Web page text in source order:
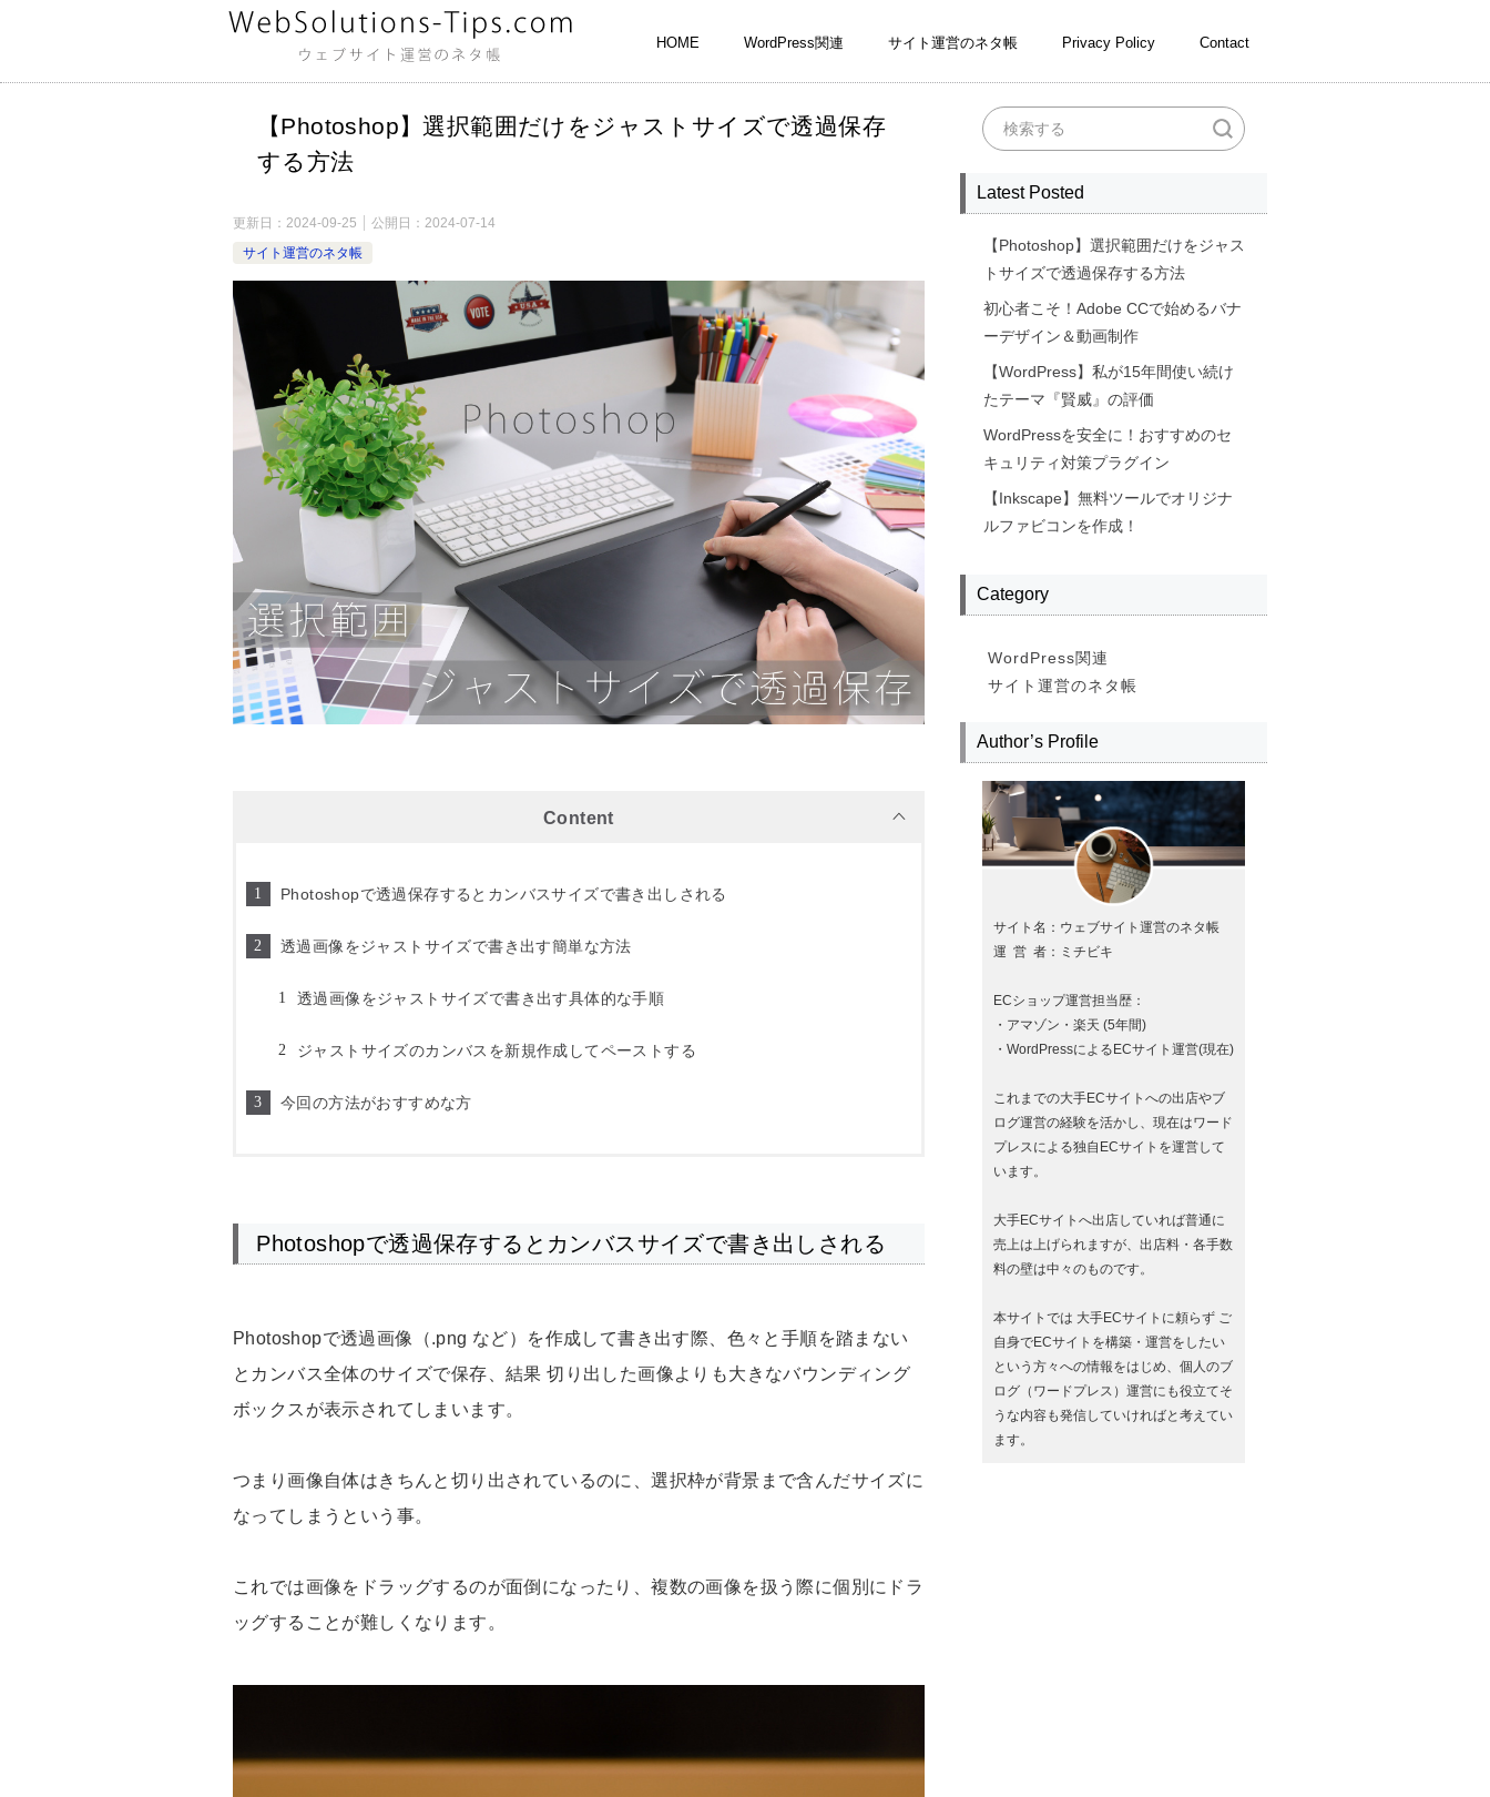
HOME WordPress関連 サイト運営のネタ帳 Privacy Policy Contact
【Photoshop】選択範囲だけをジャストサイズで透過保存
する方法
更新日： 2024-09-25 公開日： 2024-07-14
サイト運営のネタ帳
Content
Photoshopで透過保存するとカンバスサイズで書き出しされる
透過画像をジャストサイズで書き出す簡単な方法
透過画像をジャストサイズで書き出す具体的な手順
ジャストサイズのカンバスを新規作成してペーストする
今回の方法がおすすめな方
Photoshopで透過保存するとカンバスサイズで書き出しされる
Photoshopで透過画像（.png など）を作成して書き出す際、色々と手順を踏まない
とカンバス全体のサイズで保存、結果 切り出した画像よりも大きなバウンディング
ボックスが表示されてしまいます。
つまり画像自体はきちんと切り出されているのに、選択枠が背景まで含んだサイズに
なってしまうという事。
これでは画像をドラッグするのが面倒になったり、複数の画像を扱う際に個別にドラ
ッグすることが難しくなります。
Latest Posted
【Photoshop】選択範囲だけをジャス
トサイズで透過保存する方法
初心者こそ！Adobe CCで始めるバナ
ーデザイン＆動画制作
【WordPress】私が15年間使い続け
たテーマ『賢威』の評価
WordPressを安全に！おすすめのセ
キュリティ対策プラグイン
【Inkscape】無料ツールでオリジナ
ルファビコンを作成！
Category
WordPress関連
サイト運営のネタ帳
Author’s Profile
サイト名：ウェブサイト運営のネタ帳
運営 者：ミチビキ
ECショップ運営担当歴：
・アマゾン・楽天 (5年間)
・WordPressによるECサイト運営(現在)
これまでの大手ECサイトへの出店やブ
ログ運営の経験を活かし、現在はワード
プレスによる独自ECサイトを運営して
います。
大手ECサイトへ出店していれば普通に
売上は上げられますが、出店料・各手数
料の壁は中々のものです。
本サイトでは 大手ECサイトに頼らず ご
自身でECサイトを構築・運営をしたい
という方々への情報をはじめ、個人のブ
ログ（ワードプレス）運営にも役立てそ
うな内容も発信していければと考えてい
ます。